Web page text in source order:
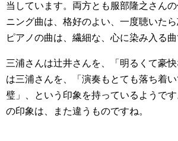
当しています。両方とも服部隆之さん
ニング曲は、格好のよい、一度聴いたら
ピアノの曲は、繊細な、心に染み入る曲
三浦さんは辻井さんを、「明るくて豪
は三浦さんを、「演奏もとても落ち着
璧」、という印象を持っているようで
の印象は、また違うものですね。